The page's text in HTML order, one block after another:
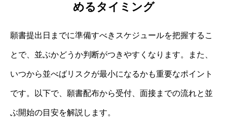
めるタイミング
願書提出日までに準備すべきスケジュールを把握するこ
とで、並ぶかどうか判断がつきやすくなります。また、
いつから並べばリスクが最小になるかも重要なポイント
です。以下で、願書配布から受付、面接までの流れと並
ぶ開始の目安を解説します。